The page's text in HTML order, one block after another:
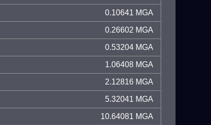
0.10641 MGA
0.26602 MGA
0.53204 MGA
1.06408 MGA
2.12816 MGA
5.32041 MGA
10.64081 MGA